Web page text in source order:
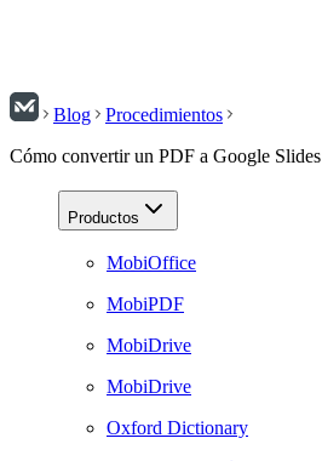
Blog
Procedimientos
Cómo convertir un PDF a Google Slides
Productos
MobiOffice
MobiPDF
MobiDrive
MobiDrive
Oxford Dictionary